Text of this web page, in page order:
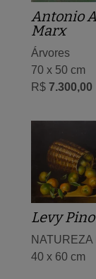
Antonio
Marx
Árvores
70 x 50 cm
R$ 7.300,00
Levy
NATUREZA
40 x 60 cm